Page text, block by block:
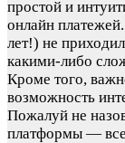
простой и
онлайн
лет!) не
какими-либо
Кроме того,
возможность
Пожалуй не
платформы —